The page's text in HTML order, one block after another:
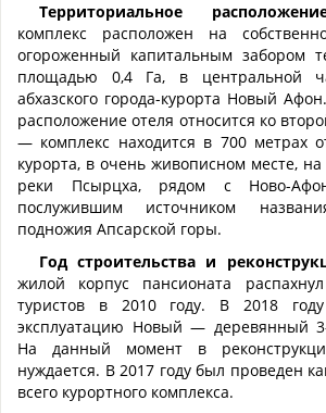
Территориальное
комплекс расположен на
огороженный капитальным забором
площадью 0,4 Га, в центральной
абхазского города-курорта Новый
расположение отеля относится ко
— комплекс находится в 700 метрах
курорта, в очень живописном месте,
реки Псырцха, рядом с Ново-
послужившим источником
подножия Апсарской горы.
Год строительства и
жилой корпус пансионата
туристов в 2010 году. В 2018
эксплуатацию Новый — деревянный
На данный момент в
нуждается. В 2017 году был проведен
всего курортного комплекса.